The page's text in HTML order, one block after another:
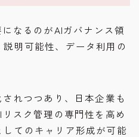
なるのがAIガバナンス領
明可能性、データ利用の
れつつあり、日本企業も
スク管理の専門性を高め
てのキャリア形成が可能